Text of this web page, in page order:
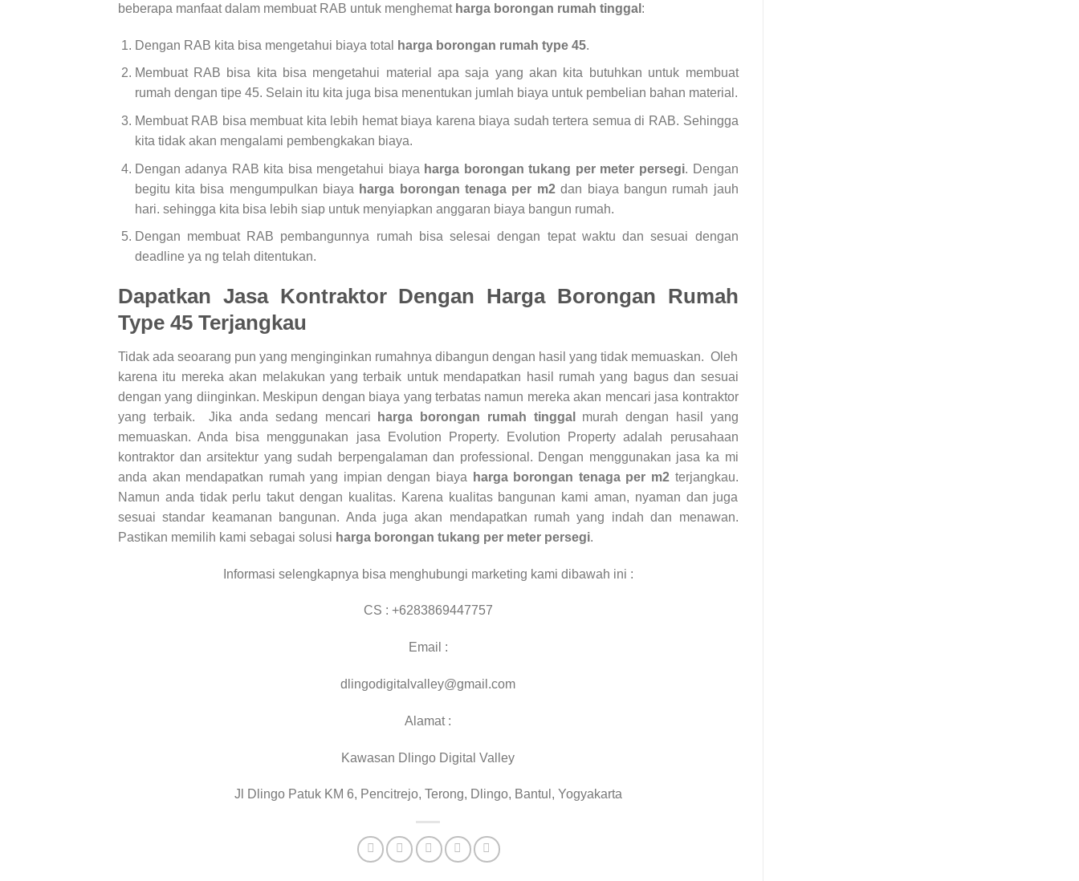
beberapa manfaat dalam membuat RAB untuk menghemat harga borongan rumah tinggal :
Dengan RAB kita bisa mengetahui biaya total harga borongan rumah type 45.
Membuat RAB bisa kita bisa mengetahui material apa saja yang akan kita butuhkan untuk membuat
rumah dengan tipe 45. Selain itu kita juga bisa menentukan jumlah biaya untuk pembelian bahan material.
Membuat RAB bisa membuat kita lebih hemat biaya karena biaya sudah tertera semua di RAB. Sehingga
kita tidak akan mengalami pembengkakan biaya.
Dengan adanya RAB kita bisa mengetahui biaya harga borongan tukang per meter persegi. Dengan
begitu kita bisa mengumpulkan biaya harga borongan tenaga per m2dan biaya bangun rumah jauh
hari. sehingga kita bisa lebih siap untuk menyiapkan anggaran biaya bangun rumah.
Dengan membuat RAB pembangunnya rumah bisa selesai dengan tepat waktu dan sesuai dengan
deadline ya ng telah ditentukan.
Dapatkan Jasa Kontraktor Dengan Harga Borongan Rumah
Type 45 Terjangkau
Tidak ada seoarang pun yang menginginkan rumahnya dibangun dengan hasil yang tidak memuaskan. Oleh
karena itu mereka akan melakukan yang terbaik untuk mendapatkan hasil rumah yang bagus dan sesuai
dengan yang diinginkan. Meskipun dengan biaya yang terbatas namun mereka akan mencari jasa kontraktor
yang terbaik. Jika anda sedang mencari
harga borongan rumah tinggal
murah dengan hasil yang
memuaskan. Anda bisa menggunakan jasa Evolution Property. Evolution Property adalah perusahaan
kontraktor dan arsitektur yang sudah berpengalaman dan professional. Dengan menggunakan jasa ka mi
anda akan mendapatkan rumah yang impian dengan biaya
harga borongan tenaga per m2terjangkau.
Namun anda tidak perlu takut dengan kualitas. Karena kualitas bangunan kami aman, nyaman dan juga
sesuai standar keamanan bangunan. Anda juga akan mendapatkan rumah yang indah dan menawan.
Pastikan memilih kami sebagai solusi harga borongan tukang per meter persegi.
Informasi selengkapnya bisa menghubungi marketing kami dibawah ini :
CS : +6283869447757
Email :
dlingodigitalvalley@gmail.com
Alamat :
Kawasan Dlingo Digital Valley
Jl Dlingo Patuk KM 6, Pencitrejo, Terong, Dlingo, Bantul, Yogyakarta